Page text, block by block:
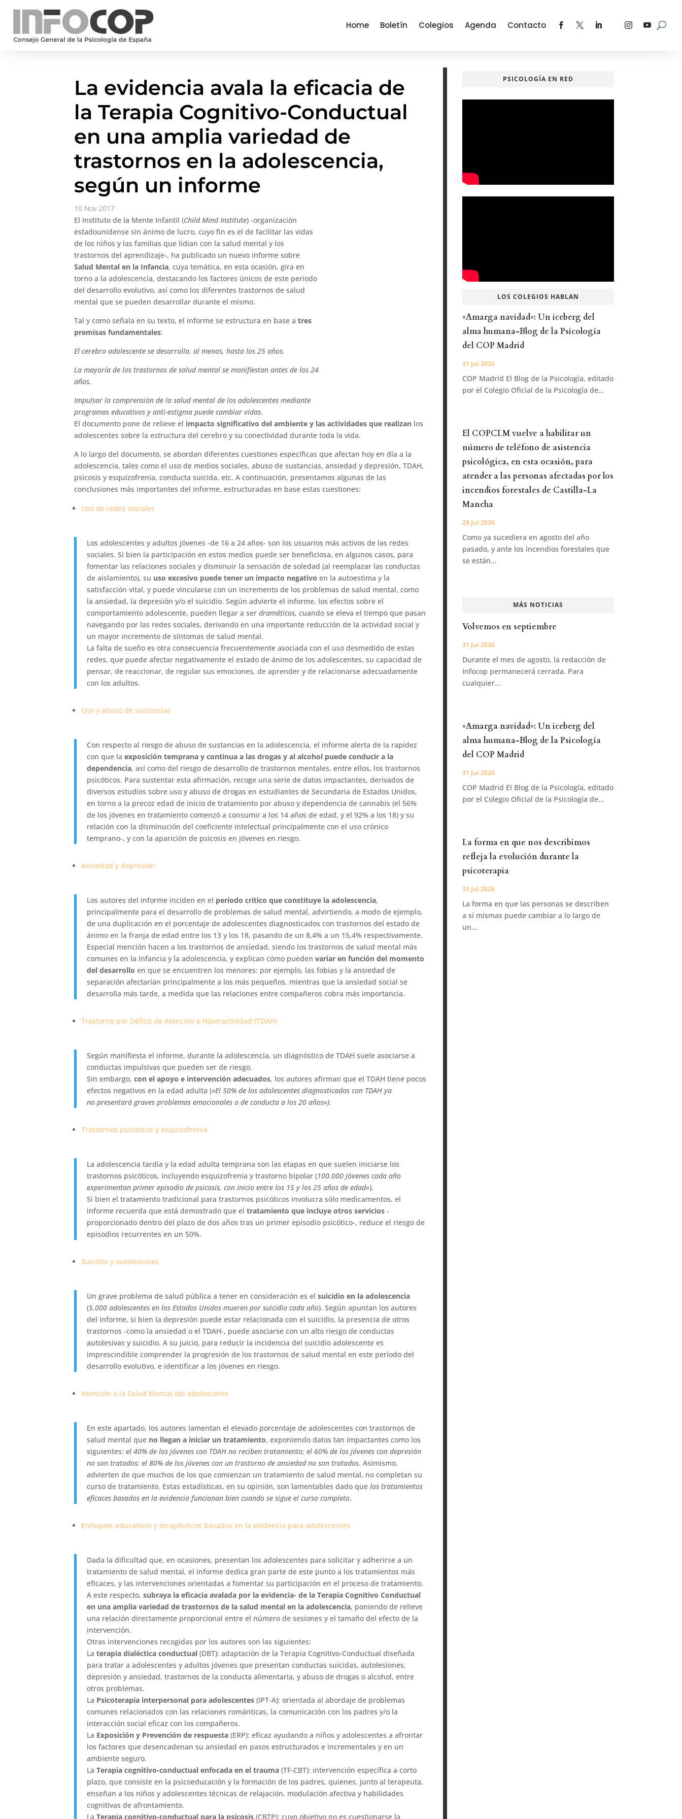
Home Boletín Colegios Agenda Contacto
La evidencia avala la eficacia de
la Terapia Cognitivo-Conductual
en una amplia variedad de
trastornos en la adolescencia,
según un informe
10 Nov 2017
El Instituto de la Mente Infantil (Child Mind Institute) -organización
estadounidense sin ánimo de lucro, cuyo fin es el de facilitar las vidas
de los niños y las familias que lidian con la salud mental y los
trastornos del aprendizaje-, ha publicado un nuevo informe sobre
Salud Mental en la Infancia, cuya temática, en esta ocasión, gira en
torno a la adolescencia, destacando los factores únicos de este período
del desarrollo evolutivo, así como los diferentes trastornos de salud
mental que se pueden desarrollar durante el mismo.
Tal y como señala en su texto, el informe se estructura en base atres
premisas fundamentales:
El cerebro adolescente se desarrolla, al menos, hasta los 25 años.
La mayoría de los trastornos de salud mental se manifiestan antes de los 24
años.
Impulsar la comprensión de la salud mental de los adolescentes mediante
programas educativos y anti-estigma puede cambiar vidas.
El documento pone de relieve el impacto significativo del ambiente y las actividades que realizan los
adolescentes sobre la estructura del cerebro y su conectividad durante toda la vida.
A lo largo del documento, se abordan diferentes cuestiones específicas que afectan hoy en día a la
adolescencia, tales como el uso de medios sociales, abuso de sustancias, ansiedad y depresión, TDAH,
psicosis y esquizofrenia, conducta suicida, etc. A continuación, presentamos algunas de las
conclusiones más importantes del informe, estructuradas en base estas cuestiones:
Uso de redes sociales
Los adolescentes y adultos jóvenes -de 16 a 24 años- son los usuarios más activos de las redes
sociales. Si bien la participación en estos medios puede ser beneficiosa, en algunos casos, para
fomentar las relaciones sociales y disminuir la sensación de soledad (al reemplazar las conductas
de aislamiento), su uso excesivo puede tener un impacto negativo en la autoestima y la
satisfacción vital, y puede vincularse con un incremento de los problemas de salud mental, como
la ansiedad, la depresión y/o el suicidio. Según advierte el informe, los efectos sobre el
comportamiento adolescente, pueden llegar a ser dramáticos, cuando se eleva el tiempo que pasan
navegando por las redes sociales, derivando en una importante reducción de la actividad social y
un mayor incremento de síntomas de salud mental.
La falta de sueño es otra consecuencia frecuentemente asociada con el uso desmedido de estas
redes, que puede afectar negativamente el estado de ánimo de los adolescentes, su capacidad de
pensar, de reaccionar, de regular sus emociones, de aprender y de relacionarse adecuadamente
con los adultos.
Uso y abuso de sustancias
Con respecto al riesgo de abuso de sustancias en la adolescencia, el informe alerta de la rapidez
con que laexposición temprana y continua a las drogas y al alcohol puede conducir a la
dependencia, así como del riesgo de desarrollo de trastornos mentales, entre ellos, los trastornos
psicóticos. Para sustentar esta afirmación, recoge una serie de datos impactantes, derivados de
diversos estudios sobre uso y abuso de drogas en estudiantes de Secundaria de Estados Unidos,
en torno a la precoz edad de inicio de tratamiento por abuso y dependencia de cannabis (el 56%
de los jóvenes en tratamiento comenzó a consumir a los 14 años de edad, y el 92% a los 18) y su
relación con la disminución del coeficiente intelectual principalmente con el uso crónico
temprano-, y con la aparición de psicosis en jóvenes en riesgo.
Ansiedad y depresión
Los autores del informe inciden en el período crítico que constituye la adolescencia,
principalmente para el desarrollo de problemas de salud mental, advirtiendo, a modo de ejemplo,
de una duplicación en el porcentaje de adolescentes diagnosticados con trastornos del estado de
ánimo en la franja de edad entre los 13 y los 18, pasando de un 8,4% a un 15,4% respectivamente.
Especial mención hacen a los trastornos de ansiedad, siendo los trastornos de salud mental más
comunes en la infancia y la adolescencia, y explican cómo puedenvariar en función del momento
del desarrollo en que se encuentren los menores: por ejemplo, las fobias y la ansiedad de
separación afectarían principalmente a los más pequeños, mientras que la ansiedad social se
desarrolla más tarde, a medida que las relaciones entre compañeros cobra más importancia.
Trastorno por Déficit de Atención e Hiperactividad (TDAH)
Según manifiesta el informe, durante la adolescencia, un diagnóstico de TDAH suele asociarse a
conductas impulsivas que pueden ser de riesgo.
Sin embargo,con el apoyo e intervención adecuados, los autores afirman que el TDAH tiene pocos
efectos negativos en la edad adulta («El 50% de los adolescentes diagnosticados con TDAH ya
no presentará graves problemas emocionales o de conducta a los 20 años»).
Trastornos psicóticos y esquizofrenia
La adolescencia tardía y la edad adulta temprana son las etapas en que suelen iniciarse los
trastornos psicóticos, incluyendo esquizofrenia y trastorno bipolar (100.000 jóvenes cada año
experimentan primer episodio de psicosis, con inicio entre los 15 y los 25 años de edad»).
Si bien el tratamiento tradicional para trastornos psicóticos involucra sólo medicamentos, el
informe recuerda que está demostrado que eltratamiento que incluye otros servicios -
proporcionado dentro del plazo de dos años tras un primer episodio psicótico-, reduce el riesgo de
episodios recurrentes en un 50%.
Suicidio y autolesiones
Un grave problema de salud pública a tener en consideración es el suicidio en la adolescencia
(5.000 adolescentes en los Estados Unidos mueren por suicidio cada año). Según apuntan los autores
del informe, si bien la depresión puede estar relacionada con el suicidio, la presencia de otros
trastornos -como la ansiedad o el TDAH-, puede asociarse con un alto riesgo de conductas
autolesivas y suicidio. A su juicio, para reducir la incidencia del suicidio adolescente es
imprescindible comprender la progresión de los trastornos de salud mental en este período del
desarrollo evolutivo, e identificar a los jóvenes en riesgo.
Atención a la Salud Mental del adolescente
En este apartado, los autores lamentan el elevado porcentaje de adolescentes con trastornos de
salud mental que no llegan a iniciar un tratamiento, exponiendo datos tan impactantes como los
siguientes:el 40% de los jóvenes con TDAH no reciben tratamiento; el 60% de los jóvenes con depresión
no son tratados; el 80% de los jóvenes con un trastorno de ansiedad no son tratados. Asimismo,
advierten de que muchos de los que comienzan un tratamiento de salud mental, no completan su
curso de tratamiento. Estas estadísticas, en su opinión, son lamentables dado quelos tratamientos
eficaces basados en la evidencia funcionan bien cuando se sigue el curso completo.
Enfoques educativos y terapéuticos basados en la evidencia para adolescentes
Dada la dificultad que, en ocasiones, presentan los adolescentes para solicitar y adherirse a un
tratamiento de salud mental, el informe dedica gran parte de este punto a los tratamientos más
eficaces, y las intervenciones orientadas a fomentar su participación en el proceso de tratamiento.
A este respecto,subraya la eficacia avalada por la evidencia- de la Terapia Cognitivo Conductual
en una amplia variedad de trastornos de la salud mental en la adolescencia, poniendo de relieve
una relación directamente proporcional entre el número de sesiones y el tamaño del efecto de la
intervención.
Otras intervenciones recogidas por los autores son las siguientes:
Laterapia dialéctica conductual (DBT): adaptación de la Terapia Cognitivo-Conductual diseñada
para tratar a adolescentes y adultos jóvenes que presentan conductas suicidas, autolesiones,
depresión y ansiedad, trastornos de la conducta alimentaria, y abuso de drogas o alcohol, entre
otros problemas.
La Psicoterapia interpersonal para adolescentes (IPT-A): orientada al abordaje de problemas
comunes relacionados con las relaciones románticas, la comunicación con los padres y/o la
interacción social eficaz con los compañeros.
La Exposición y Prevención de respuesta (ERP): eficaz ayudando a niños y adolescentes a afrontar
los factores que desencadenan su ansiedad en pasos estructurados e incrementales y en un
ambiente seguro.
LaTerapia cognitivo-conductual enfocada en el trauma (TF-CBT): intervención específica a corto
plazo, que consiste en la psicoeducación y la formación de los padres, quienes, junto al terapeuta,
enseñan a los niños y adolescentes técnicas de relajación, modulación afectiva y habilidades
cognitivas de afrontamiento.
LaTerapia cognitivo-conductual para la psicosis (CBTP): cuyo objetivo no es cuestionarse la
PSICOLOGÍA EN RED
LOS COLEGIOS HABLAN
«Amarga navidad»: Un iceberg del
alma humana-Blog de la Psicología
del COP Madrid
31 Jul 2026
COP Madrid El Blog de la Psicología, editado
por el Colegio Oficial de la Psicología de...
El COPCLM vuelve a habilitar un
número de teléfono de asistencia
psicológica, en esta ocasión, para
atender a las personas afectadas por los
incendios forestales de Castilla-La
Mancha
28 Jul 2026
Como ya sucediera en agosto del año
pasado, y ante los incendios forestales que
se están...
MÁS NOTICIAS
Volvemos en septiembre
31 Jul 2026
Durante el mes de agosto, la redacción de
Infocop permanecerá cerrada. Para
cualquier...
«Amarga navidad»: Un iceberg del
alma humana-Blog de la Psicología
del COP Madrid
31 Jul 2026
COP Madrid El Blog de la Psicología, editado
por el Colegio Oficial de la Psicología de...
La forma en que nos describimos
refleja la evolución durante la
psicoterapia
31 Jul 2026
La forma en que las personas se describen
a sí mismas puede cambiar a lo largo de
un...